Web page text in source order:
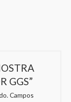
GGS”
Campos